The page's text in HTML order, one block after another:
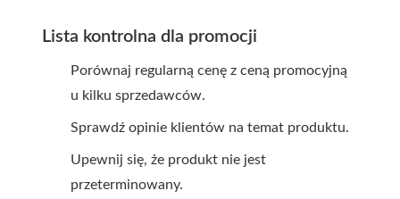
Lista kontrolna dla promocji
Porównaj regularną cenę z ceną promocyjną
u kilku sprzedawców.
Sprawdź opinie klientów na temat produktu.
Upewnij się, że produkt nie jest
przeterminowany.